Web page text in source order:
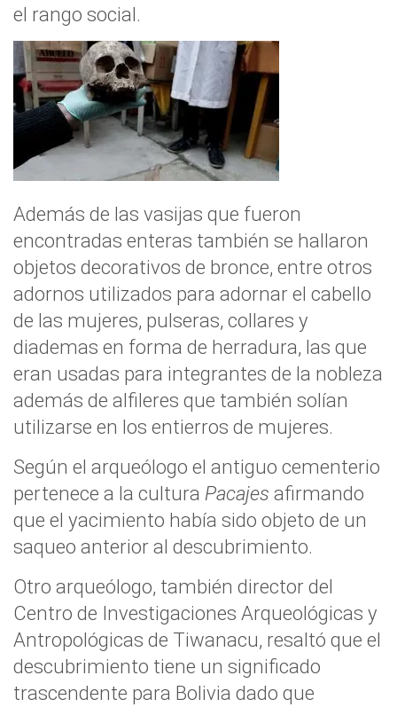
el rango social.
Además de las vasijas que fueron
encontradas enteras también se hallaron
objetos decorativos de bronce, entre otros
adornos utilizados para adornar el cabello
de las mujeres, pulseras, collares y
diademas en forma de herradura, las que
eran usadas para integrantes de la nobleza
además de alfileres que también solían
utilizarse en los entierros de mujeres.
Según el arqueólogo el antiguo cementerio
pertenece a la cultura Pacajes afirmando
que el yacimiento había sido objeto de un
saqueo anterior al descubrimiento.
Otro arqueólogo, también director del
Centro de Investigaciones Arqueológicas y
Antropológicas de Tiwanacu, resaltó que el
descubrimiento tiene un significado
trascendente para Bolivia dado que